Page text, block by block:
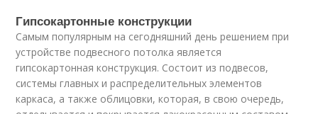
Гипсокартонные конструкции
Самым популярным на сегодняшний день решением при
устройстве подвесного потолка является
гипсокартонная конструкция. Состоит из подвесов,
системы главных и распределительных элементов
каркаса, а также облицовки, которая, в свою очередь,